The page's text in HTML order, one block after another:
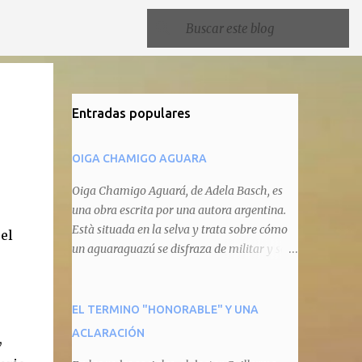
Entradas populares
OIGA CHAMIGO AGUARA
Oiga Chamigo Aguará, de Adela Basch, es
una obra escrita por una autora argentina.
Està situada en la selva y trata sobre cómo
un aguaraguazú se disfraza de militar y se
animal que pretenda circular por ahí. En
primera instancia aparece Teteu, el tero,
EL TERMINO "HONORABLE" Y UNA
ACLARACIÓN